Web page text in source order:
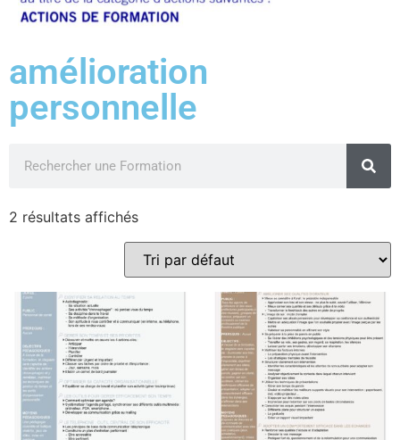
amélioration
personnelle
2 résultats affichés